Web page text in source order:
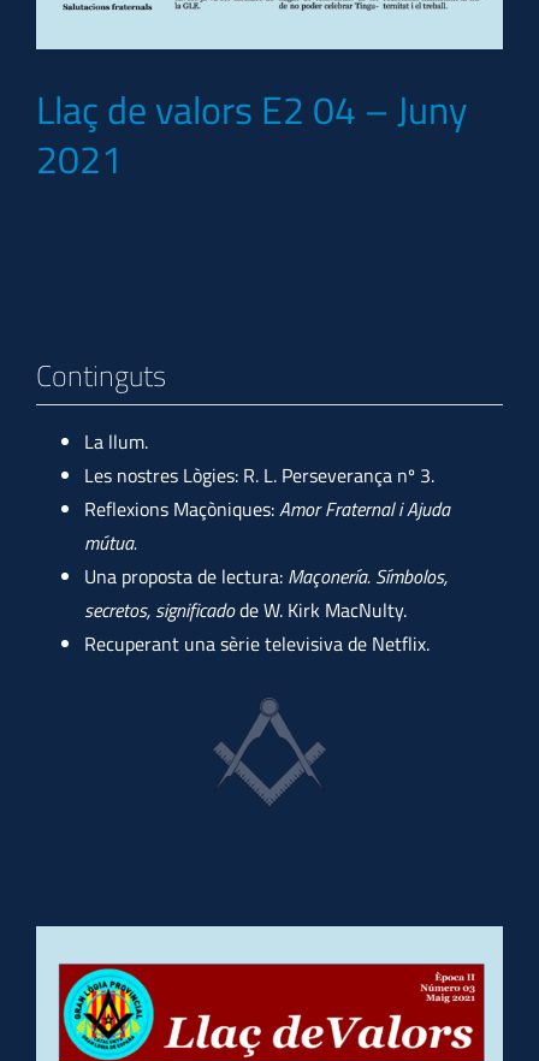
Llaç de valors E2 04 – Juny
2021
Continguts
La llum.
Les nostres Lògies: R. L. Perseverança nº 3.
Reflexions Maçòniques:Amor Fraternal i Ajuda
mútua.
Una proposta de lectura: Maçonería. Símbolos,
secretos, significadode W. Kirk MacNulty.
Recuperant una sèrie televisiva de Netflix.